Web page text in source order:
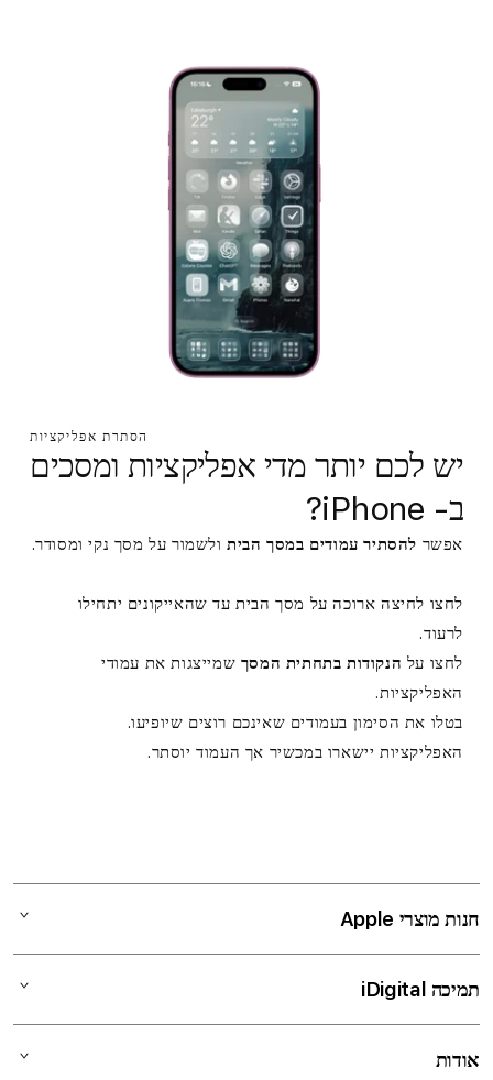
הסתרת אפליקציות
יש לכם יותר מדי אפליקציות ומסכים
ב- iPhone?
אפשר להסתיר עמודים במסך הביתולשמור על מסך נקי ומסודר.
לחצו לחיצה ארוכה על מסך הבית עד שהאייקונים יתחילו
לרעוד.
לחצו על הנקודות בתחתית המסך שמייצגות את עמודי
האפליקציות.
בטלו את הסימון בעמודים שאינכם רוצים שיופיעו.
האפליקציות יישארו במכשיר אך העמוד יוסתר.
חנות מוצרי Apple
תמיכה iDigital
אודות